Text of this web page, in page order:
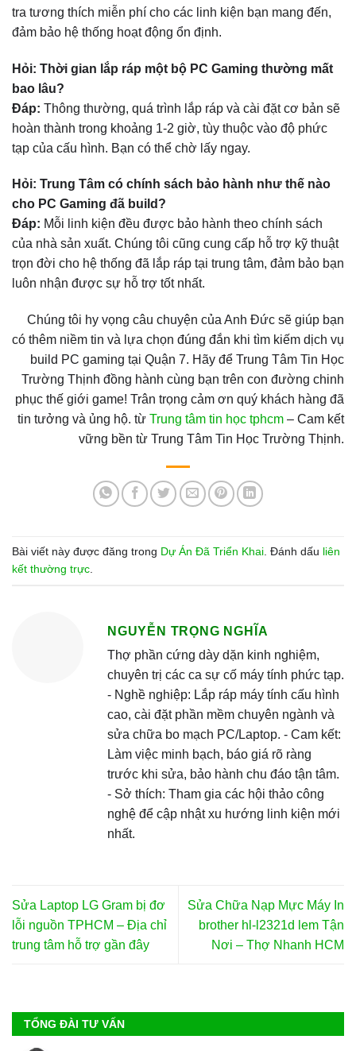
tra tương thích miễn phí cho các linh kiện bạn mang đến,
đảm bảo hệ thống hoạt động ổn định.
Hỏi: Thời gian lắp ráp một bộ PC Gaming thường mất
bao lâu?
Đáp: Thông thường, quá trình lắp ráp và cài đặt cơ bản sẽ
hoàn thành trong khoảng 1-2 giờ, tùy thuộc vào độ phức
tạp của cấu hình. Bạn có thể chờ lấy ngay.
Hỏi: Trung Tâm có chính sách bảo hành như thế nào
cho PC Gaming đã build?
Đáp: Mỗi linh kiện đều được bảo hành theo chính sách
của nhà sản xuất. Chúng tôi cũng cung cấp hỗ trợ kỹ thuật
trọn đời cho hệ thống đã lắp ráp tại trung tâm, đảm bảo bạn
luôn nhận được sự hỗ trợ tốt nhất.
Chúng tôi hy vọng câu chuyện của Anh Đức sẽ giúp bạn
có thêm niềm tin và lựa chọn đúng đắn khi tìm kiếm dịch vụ
build PC gaming tại Quận 7. Hãy để Trung Tâm Tin Học
Trường Thịnh đồng hành cùng bạn trên con đường chinh
phục thế giới game! Trân trọng cảm ơn quý khách hàng đã
tin tưởng và ủng hộ. từ Trung tâm tin học tphcm – Cam kết
vững bền từ Trung Tâm Tin Học Trường Thịnh.
Bài viết này được đăng trong Dự Án Đã Triển Khai . Đánh dấu liên
kết thường trực
NGUYỄN TRỌNG NGHĨA
Thợ phần cứng dày dặn kinh nghiệm,
chuyên trị các ca sự cố máy tính phức tạp.
- Nghề nghiệp: Lắp ráp máy tính cấu hình
cao, cài đặt phần mềm chuyên ngành và
sửa chữa bo mạch PC/Laptop. - Cam kết:
Làm việc minh bạch, báo giá rõ ràng
trước khi sửa, bảo hành chu đáo tận tâm.
- Sở thích: Tham gia các hội thảo công
nghệ để cập nhật xu hướng linh kiện mới
nhất.
Sửa Laptop LG Gram bị đơ
lỗi nguồn TPHCM – Địa chỉ
trung tâm hỗ trợ gần đây
Sửa Chữa Nạp Mực Máy In
brother hl-l2321d lem Tận
Nơi – Thợ Nhanh HCM
TỔNG ĐÀI TƯ VẤN